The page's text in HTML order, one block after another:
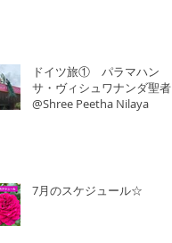
ドイツ旅① パラマハン
サ・ヴィシュワナンダ聖者
@Shree Peetha Nilaya
7月のスケジュール☆